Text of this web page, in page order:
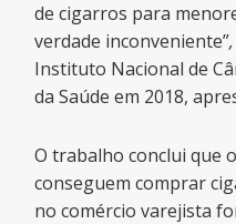
de cigarros para
verdade inconveniente”
Instituto Nacional de
da Saúde em 2018,
O trabalho conclui que
conseguem comprar
no comércio varejista